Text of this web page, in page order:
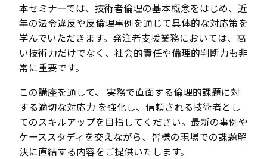
本セミナーでは、技術者倫理の基本概念をはじめ、近
年の法令違反や反倫理事例を通じて具体的な対応策を
学んでいただきます。発注者支援業務においては、高
い技術力だけでなく、社会的責任や倫理的判断力も非
常に重要です。
この講座を通して、 実務で直面する倫理的課題に対
する適切な対応力 を強化し、信頼される技術者とし
てのスキルアップを目指してください。最新の事例や
ケーススタディを交えながら、皆様の現場での課題解
決に直結する内容をご提供いたします。